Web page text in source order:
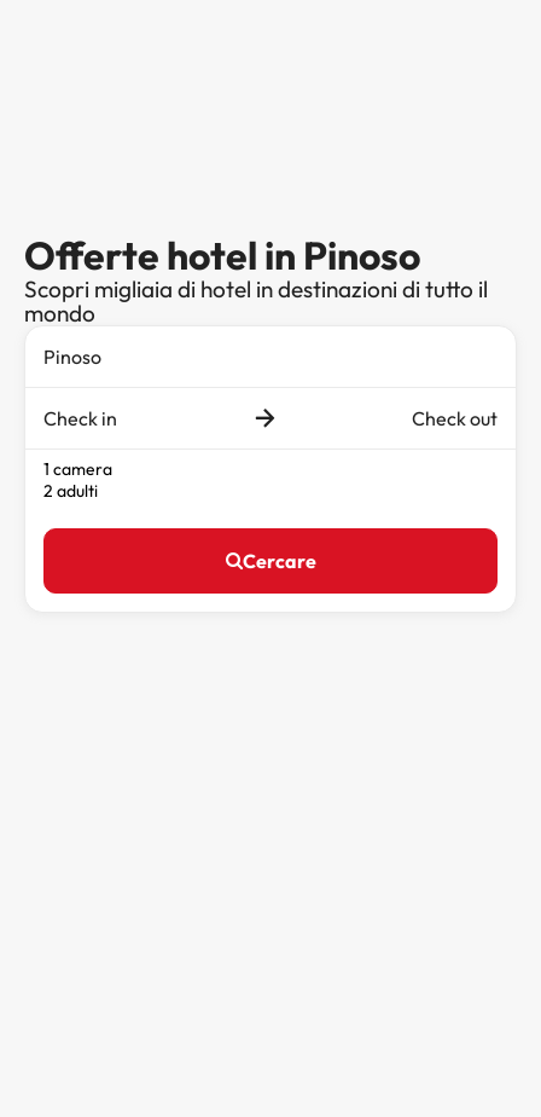
Offerte hotel in Pinoso
Scopri migliaia di hotel in destinazioni di tutto il
mondo
Check in Check out
1 camera
2 adulti
Cercare